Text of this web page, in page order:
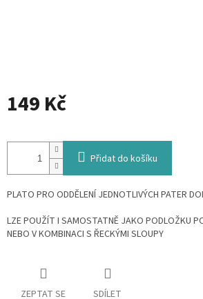
149 Kč
cena:
Přidat do košíku
PLATO PRO ODDĚLENÍ JEDNOTLIVÝCH PATER
LZE POUŽÍT I SAMOSTATNĚ JAKO PODLOŽKU
NEBO V KOMBINACI S ŘECKÝMI SLOUPY
ZEPTAT SE SDÍLET